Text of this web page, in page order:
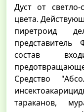
Дуст от светло-
цвета.
пиретроид
состав
Средство
тараканов,